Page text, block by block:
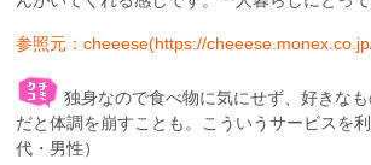
参照元：cheeese(https://
独身なので食べ物に気にせず、好きな
だと体調を崩すことも。こういうサービスを
代・男性）